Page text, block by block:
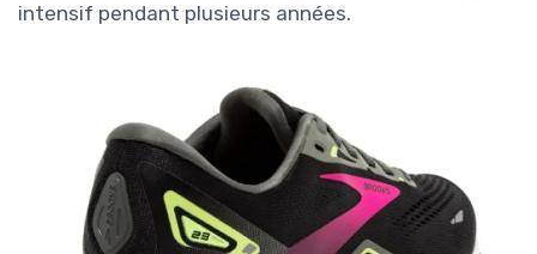
intensif pendant plusieurs années.